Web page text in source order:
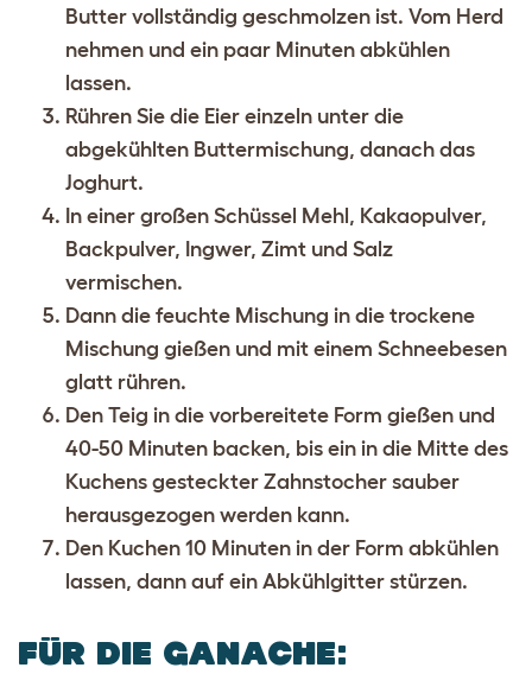
Butter vollständig geschmolzen ist. Vom Herd
nehmen und ein paar Minuten abkühlen
lassen.
Rühren Sie die Eier einzeln unter die
abgekühlten Buttermischung, danach das
Joghurt.
In einer großen Schüssel Mehl, Kakaopulver,
Backpulver, Ingwer, Zimt und Salz
vermischen.
Dann die feuchte Mischung in die trockene
Mischung gießen und mit einem Schneebesen
glatt rühren.
Den Teig in die vorbereitete Form gießen und
40-50 Minuten backen, bis ein in die Mitte des
Kuchens gesteckter Zahnstocher sauber
herausgezogen werden kann.
Den Kuchen 10 Minuten in der Form abkühlen
lassen, dann auf ein Abkühlgitter stürzen.
FÜR DIE GANACHE: